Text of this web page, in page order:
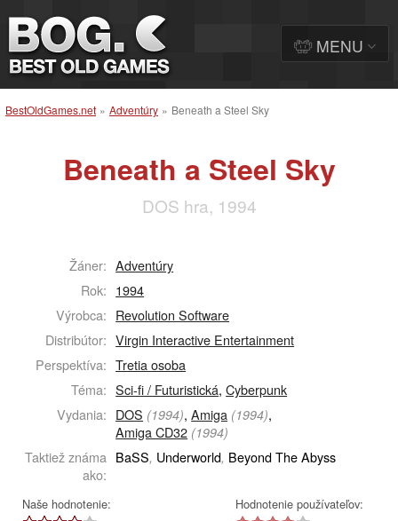
BestOldGames.net » Adventúry » Beneath a Steel Sky
Beneath a Steel Sky
DOS hra, 1994
Žáner: Adventúry
Rok: 1994
Výrobca: Revolution Software
Distribútor: Virgin Interactive Entertainment
Perspektíva: Tretia osoba
Téma: Sci-fi / Futuristická,Cyberpunk
Vydania: DOS (1994),Amiga (1994),
Amiga CD32 (1994)
Taktiež známa
ako:
BaSS, Underworld, Beyond The Abyss
Naše hodnotenie: Hodnotenie používateľov:
MENU